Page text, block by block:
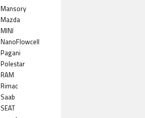
Mansory
Mazda
MINI
NanoFlowcell
Pagani
Polestar
RAM
Rimac
Saab
SEAT